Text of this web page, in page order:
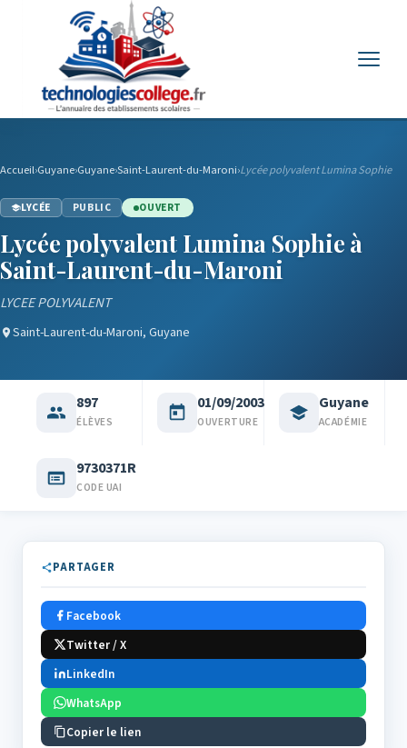
Accueil›Guyane›Guyane›Saint-Laurent-du-Maroni›Lycée polyvalent Lumina Sophie
LYCÉE PUBLIC OUVERT
Lycée polyvalent Lumina Sophie à
Saint-Laurent-du-Maroni
LYCEE POLYVALENT
Saint-Laurent-du-Maroni, Guyane
897
ÉLÈVES
01/09/2003
OUVERTURE
Guyane
ACADÉMIE
9730371R
CODE UAI
PARTAGER
Facebook
Twitter / X
LinkedIn
WhatsApp
Copier le lien